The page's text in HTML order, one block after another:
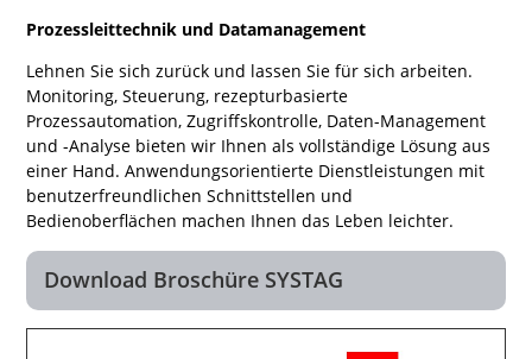
Prozessleittechnik und Datamanagement
Lehnen Sie sich zurück und lassen Sie für sich arbeiten.
Monitoring, Steuerung, rezepturbasierte
Prozessautomation, Zugriffskontrolle, Daten-Management
und -Analyse bieten wir Ihnen als vollständige Lösung aus
einer Hand. Anwendungsorientierte Dienstleistungen mit
benutzerfreundlichen Schnittstellen und
Bedienoberflächen machen Ihnen das Leben leichter.
Download Broschüre SYSTAG